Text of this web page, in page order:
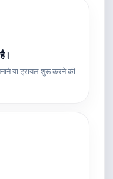
या ट्रायल शुरू करने की